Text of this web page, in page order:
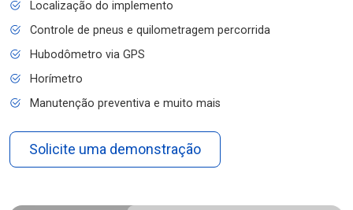
Localização do implemento
Controle de pneus e quilometragem percorrida
Hubodômetro via GPS
Horímetro
Manutenção preventiva e muito mais
Solicite uma demonstração